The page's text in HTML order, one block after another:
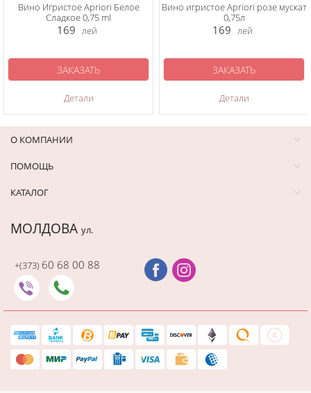
Вино Игристое Apriori Белое
Сладкое 0,75 ml
169 лей
Детали
ЗАКАЗАТЬ
Вино игристое Apriori розе мускат
0,75л
169 лей
Детали
ЗАКАЗАТЬ
О КОМПАНИИ
ПОМОЩЬ
КАТАЛОГ
МОЛДОВА ул.
+(373) 60 68 00 88